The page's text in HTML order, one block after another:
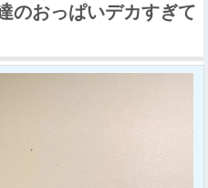
のおっぱいデカすぎて